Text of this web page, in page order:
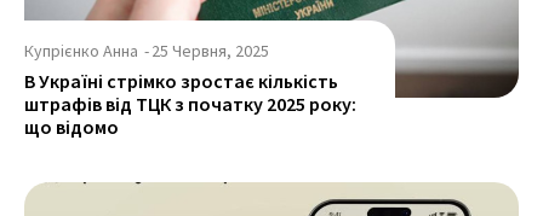
Купрієнко Анна -25 Червня, 2025
В Україні стрімко зростає кількість
штрафів від ТЦК з початку 2025 року:
що відомо